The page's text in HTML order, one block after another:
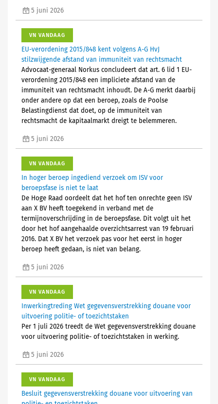
5 juni 2026
VN VANDAAG
EU-verordening 2015/848 kent volgens A-G HvJ
stilzwijgende afstand van immuniteit van rechtsmacht
Advocaat-generaal Norkus concludeert dat art. 6 lid 1 EU-
verordening 2015/848 een impliciete afstand van de
immuniteit van rechtsmacht inhoudt. De A-G merkt daarbij
onder andere op dat een beroep, zoals de Poolse
Belastingdienst dat doet, op de immuniteit van
rechtsmacht de kapitaalmarkt dreigt te belemmeren.
5 juni 2026
VN VANDAAG
In hoger beroep ingediend verzoek om ISV voor
beroepsfase is niet te laat
De Hoge Raad oordeelt dat het hof ten onrechte geen ISV
aan X BV heeft toegekend in verband met de
termijnoverschrijding in de beroepsfase. Dit volgt uit het
door het hof aangehaalde overzichtsarrest van 19 februari
2016. Dat X BV het verzoek pas voor het eerst in hoger
beroep heeft gedaan, is niet van belang.
5 juni 2026
VN VANDAAG
Inwerkingtreding Wet gegevensverstrekking douane voor
uitvoering politie- of toezichtstaken
Per 1 juli 2026 treedt de Wet gegevensverstrekking douane
voor uitvoering politie- of toezichtstaken in werking.
5 juni 2026
VN VANDAAG
Besluit gegevensverstrekking douane voor uitvoering van